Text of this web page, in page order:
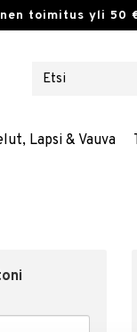
toimitus yli 50
Lapsi & Vauva